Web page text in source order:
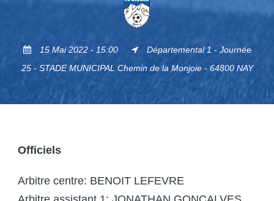
15 Mai 2022 - 15:00
Départemental 1 - Journée
25 - STADE MUNICIPAL Chemin de la Monjoie - 64800 NAY
Officiels
Arbitre centre: BENOIT LEFEVRE